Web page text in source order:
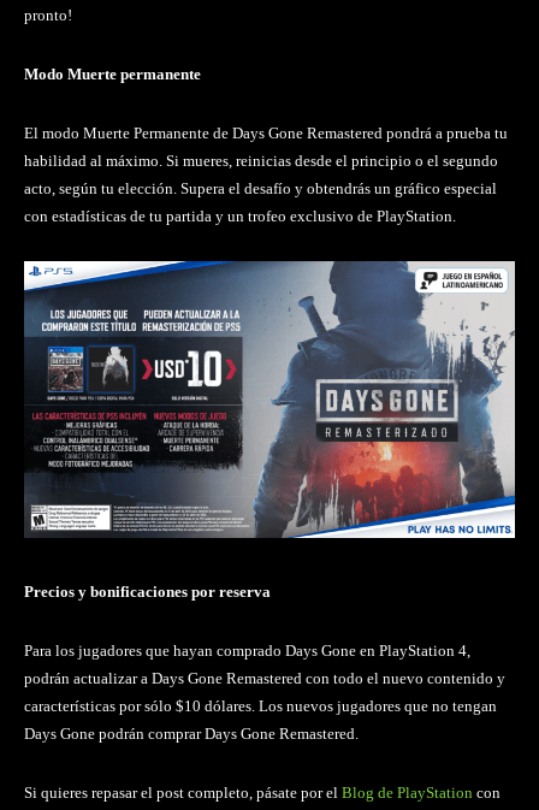
pronto!
Modo Muerte permanente
El modo Muerte Permanente de Days Gone Remastered pondrá a prueba tu
habilidad al máximo. Si mueres, reinicias desde el principio o el segundo
acto, según tu elección. Supera el desafío y obtendrás un gráfico especial
con estadísticas de tu partida y un trofeo exclusivo de PlayStation.
Precios y bonificaciones por reserva
Para los jugadores que hayan comprado Days Gone en PlayStation 4,
podrán actualizar a Days Gone Remastered con todo el nuevo contenido y
características por sólo $10 dólares. Los nuevos jugadores que no tengan
Days Gone podrán comprar Days Gone Remastered.
Si quieres repasar el post completo, pásate por el Blog de PlayStation con